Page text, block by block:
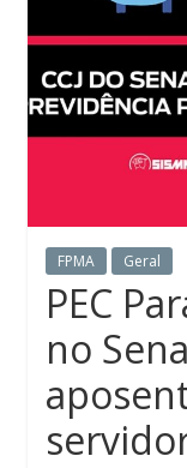
FPMA Geral
PEC
no